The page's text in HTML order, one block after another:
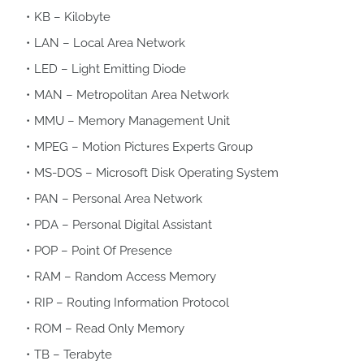
KB – Kilobyte
LAN – Local Area Network
LED – Light Emitting Diode
MAN – Metropolitan Area Network
MMU – Memory Management Unit
MPEG – Motion Pictures Experts Group
MS-DOS – Microsoft Disk Operating System
PAN – Personal Area Network
PDA – Personal Digital Assistant
POP – Point Of Presence
RAM – Random Access Memory
RIP – Routing Information Protocol
ROM – Read Only Memory
TB – Terabyte